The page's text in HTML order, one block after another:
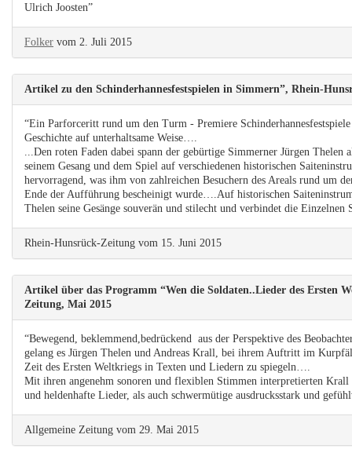
Ulrich Joosten”
Folker vom 2. Juli 2015
Artikel zu den Schinderhannesfestspielen in Simmern”, Rhein-
“Ein Parforceritt rund um den Turm - Premiere Schinderhannesfestspiele
Geschichte auf unterhaltsame Weise….
...Den roten Faden dabei spann der gebürtige Simmerner Jürgen
seinem Gesang und dem Spiel auf verschiedenen historischen
hervorragend, was ihm von zahlreichen Besuchern des Areals rund um
Ende der Aufführung bescheinigt wurde….Auf historischen
Thelen seine Gesänge souverän und stilecht und verbindet die Einzelnen
Rhein-Hunsrück-Zeitung vom 15. Juni 2015
Artikel über das Programm “Wen die Soldaten..Lieder des Ersten
Zeitung, Mai 2015
“Bewegend, beklemmend,bedrückend  aus der Perspektive des
gelang es Jürgen Thelen und Andreas Krall, bei ihrem Auftritt im
Zeit des Ersten Weltkriegs in Texten und Liedern zu spiegeln….
Mit ihren angenehm sonoren und flexiblen Stimmen interpretierten
und heldenhafte Lieder, als auch schwermütige ausdrucksstark und
Allgemeine Zeitung vom 29. Mai 2015